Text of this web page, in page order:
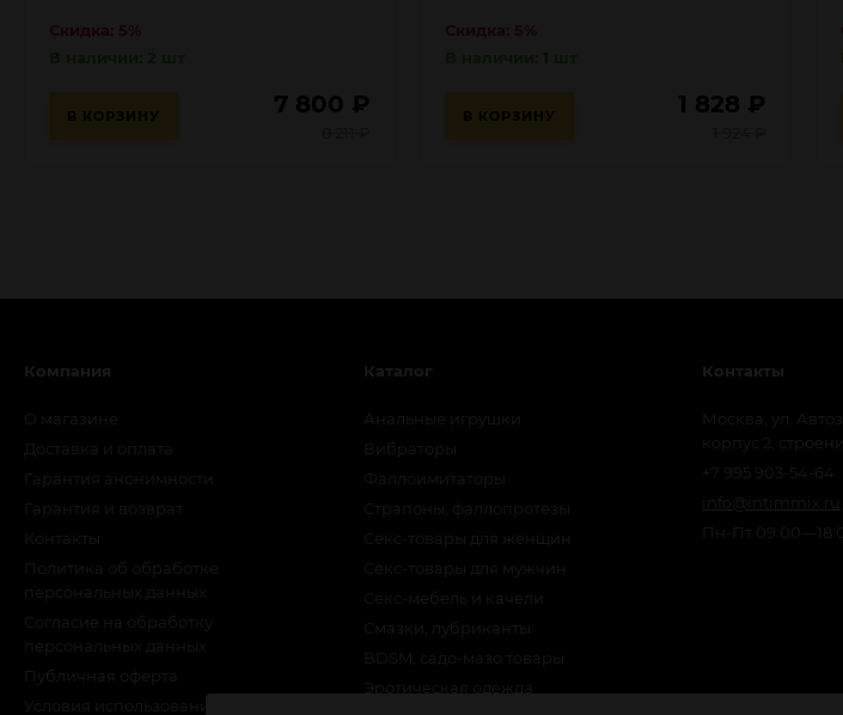
В КОРЗИНУ 7 800 ₽ В КОРЗИНУ 1 828 ₽
Компания
О магазине
Доставка и оплата
Гарантия анонимности
Политика об обработке
персональных данных
Согласие на обработку
персональных данных
Публичная оферта
Условия использования сайта
Каталог
Анальные игрушки
Вибраторы
Фаллоимитаторы
Страпоны, фаллопротезы
Секс-товары для женщин
Секс-товары для мужчин
Секс-мебель и качели
Смазки, лубриканты
BDSM, садо-мазо товары
Эротическая одежда
Контакты
Москва, ул.
корпус 2,
+7 995 903-54-64
info@intimmix.ru
Пн-Пт